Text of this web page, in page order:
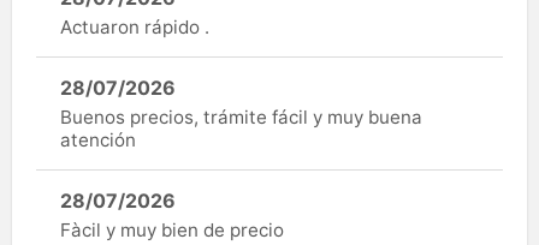
Actuaron rápido .
28/07/2026
Buenos precios, trámite fácil y muy buena
atención
28/07/2026
Fàcil y muy bien de precio